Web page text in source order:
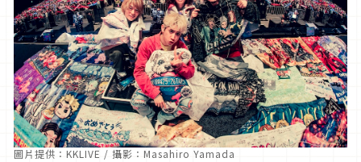
圖片提供：KKLIVE / 攝影：Masahiro Yamada